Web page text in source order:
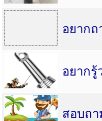
อยาก
อยาก
สอบถา